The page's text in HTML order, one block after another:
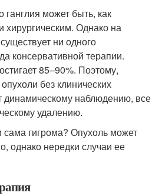
ганглия может быть, как
хирургическим. Однако на
ни одного
консервативной терапии.
85–90%. Поэтому,
без клинических
динамическому наблюдению, все
удалению.
гигрома? Опухоль может
однако нередки случаи ее